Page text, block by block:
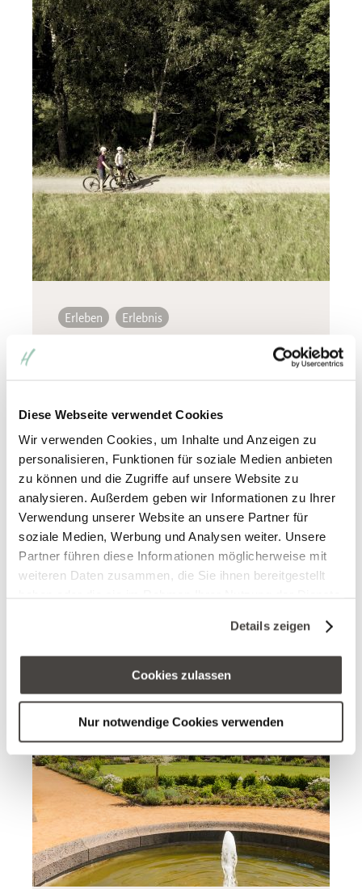
Diese Webseite verwendet Cookies
Wir verwenden Cookies, um Inhalte und Anzeigen zu
personalisieren, Funktionen für soziale Medien anbieten
zu können und die Zugriffe auf unsere Website zu
analysieren. Außerdem geben wir Informationen zu Ihrer
Verwendung unserer Website an unsere Partner für
soziale Medien, Werbung und Analysen weiter. Unsere
Partner führen diese Informationen möglicherweise mit
weiteren Daten zusammen, die Sie ihnen bereitgestellt
Cookies, wenn Sie unsere Webseite weiterhin nutzen.
Details zeigen
Cookies zulassen
Nur notwendige Cookies verwenden
Erleben Erlebnis
Radfahren im Westerwald
Suche nach einem komfortablen Hotel für
Ihre nächste Radtour oder einen Fahrrad-
Urlaub? In unserem stilvollen Wellness-
Hotel direkt am Waldrand …
Weiterlesen